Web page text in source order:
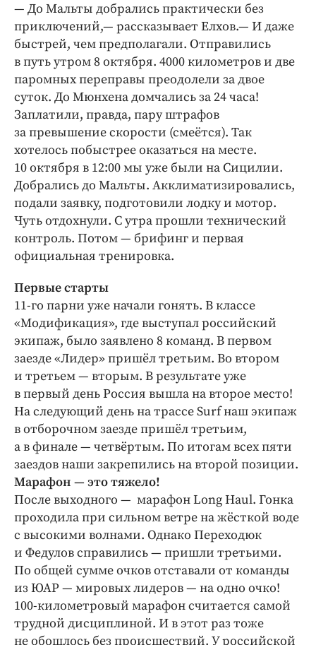
— До Мальты добрались практически без
приключений,— рассказывает Елхов.— И даже
быстрей, чем предполагали. Отправились
в путь утром 8 октября. 4000 километров и две
паромных переправы преодолели за двое
суток. До Мюнхена домчались за 24 часа!
Заплатили, правда, пару штрафов
за превышение скорости (смеётся). Так
хотелось побыстрее оказаться на месте.
10 октября в 12:00 мы уже были на Сицилии.
Добрались до Мальты. Акклиматизировались,
подали заявку, подготовили лодку и мотор.
Чуть отдохнули. С утра прошли технический
контроль. Потом — брифинг и первая
официальная тренировка.
Первые старты
11-го парни уже начали гонять. В классе
«Модификация», где выступал российский
экипаж, было заявлено 8 команд. В первом
заезде «Лидер» пришёл третьим. Во втором
и третьем — вторым. В результате уже
в первый день Россия вышла на второе место!
На следующий день на трассе Surf наш экипаж
в отборочном заезде пришёл третьим,
а в финале — четвёртым. По итогам всех пяти
заездов наши закрепились на второй позиции.
Марафон — это тяжело!
После выходного — марафон Long Haul. Гонка
проходила при сильном ветре на жёсткой воде
с высокими волнами. Однако Переходюк
и Федулов справились — пришли третьими.
По общей сумме очков отставали от команды
из ЮАР — мировых лидеров — на одно очко!
100-километровый марафон считается самой
трудной дисциплиной. И в этот раз тоже
не обошлось без происшествий. У российской